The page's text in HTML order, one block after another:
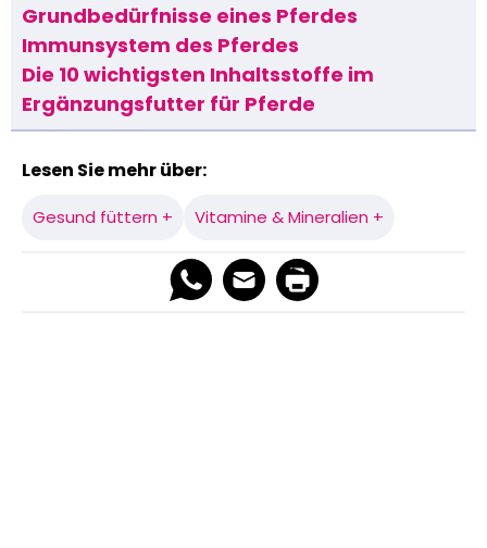
Grundbedürfnisse eines Pferdes
Immunsystem des Pferdes
Die 10 wichtigsten Inhaltsstoffe im
Ergänzungsfutter für Pferde
Lesen Sie mehr über:
Gesund füttern + Vitamine & Mineralien +